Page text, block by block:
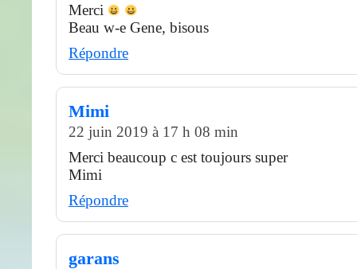
Merci
Beau w-e Gene, bisous
Répondre
Mimi
22 juin 2019 à 17 h 08 min
Merci beaucoup c est toujours super
Mimi
Répondre
garans